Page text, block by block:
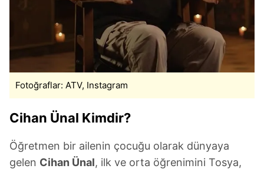
Fotoğraflar: ATV, Instagram
Cihan Ünal Kimdir?
Öğretmen bir ailenin çocuğu olarak dünyaya
gelen Cihan Ünal, ilk ve orta öğrenimini Tosya,